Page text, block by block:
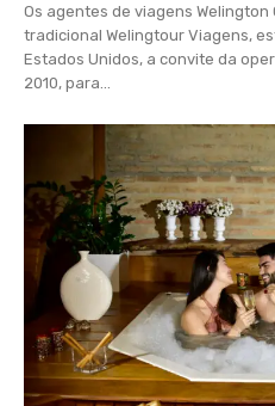
Os agentes de viagens Welington
tradicional Welingtour Viagens,
Estados Unidos, a convite da
2010, para...